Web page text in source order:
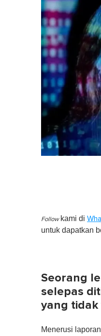
Follow kami di
untuk dapatkan
Seorang
selepas
yang tidak
Menerusi laporan